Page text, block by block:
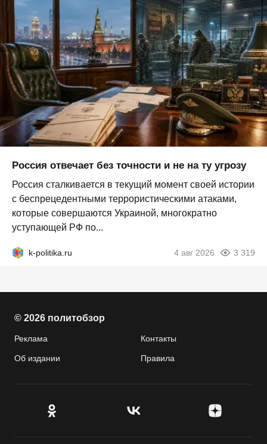
Россия отвечает без точности и не на ту угрозу
Россия сталкивается в текущий момент своей истории
с беспрецедентными террористическими атаками,
которые совершаются Украиной, многократно
уступающей РФ по...
k-politika.ru 4 авг 2026 3 319
© 2026 политобзор
Реклама Контакты
Об издании Правила